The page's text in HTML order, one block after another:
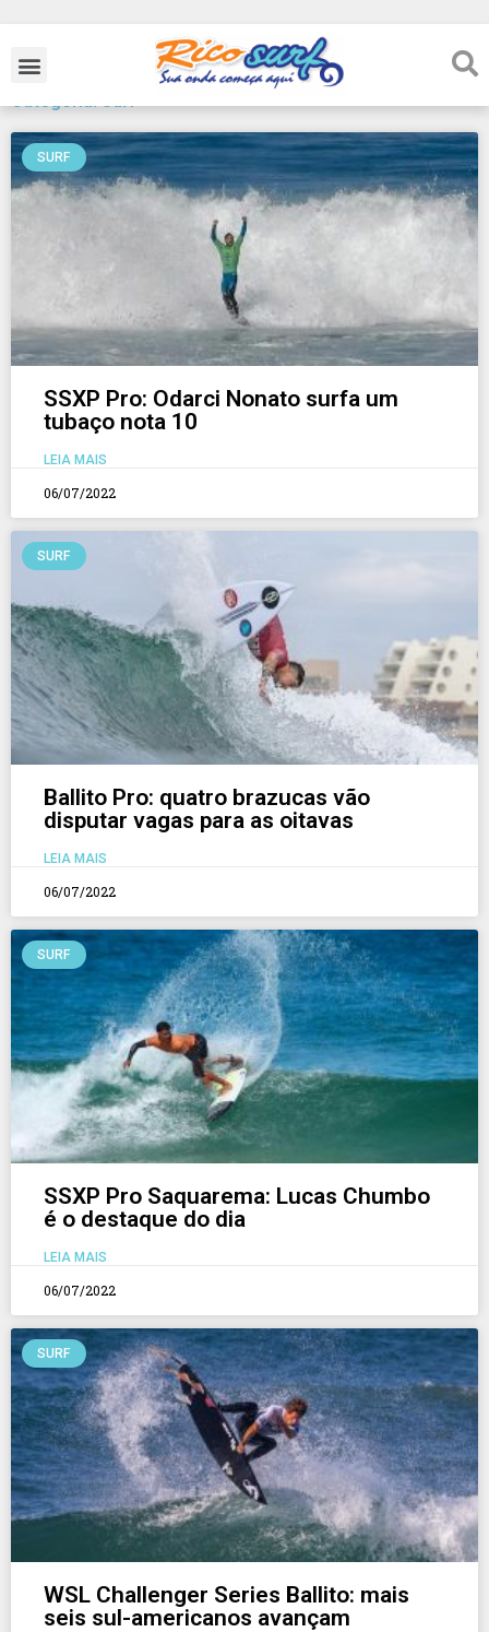
Categoria: Surf
SURF
SSXP Pro: Odarci Nonato surfa um
tubaço nota 10
LEIA MAIS
06/07/2022
SURF
Ballito Pro: quatro brazucas vão
disputar vagas para as oitavas
LEIA MAIS
06/07/2022
SURF
SSXP Pro Saquarema: Lucas Chumbo
é o destaque do dia
LEIA MAIS
06/07/2022
SURF
WSL Challenger Series Ballito: mais
seis sul-americanos avançam